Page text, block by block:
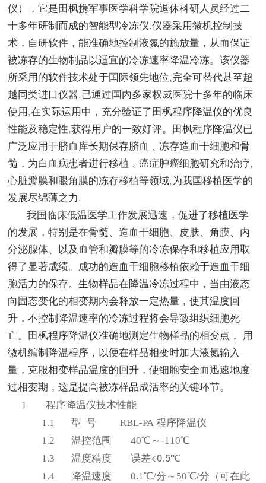
仪），它是田枫携军事医学科学院退休科研人员经过二
十多年研制而成的智能型冷冻仪.仪器采用微机控制技
术，自研软件，能准确地控制液氮的施放量，从而保证
被冻存的生物制品以适宜的冷冻速率降温冷冻。该仪器
所采用的软件技术处于国际领先地位,完全可替代甚至超
越同类进口仪器.已通过国内多家权威医院十多年的临床
使用,在实际运用中，充分验证了田枫程序降温仪的优良
性能及稳定性,获得用户的一致好评。田枫程序降温仪已
广泛应用于脐血库长期保存脐血﹑冻存造血干细胞和骨
髓，为白血病患者进行移植﹑癌症肿瘤细胞研究和治疗,
心脏瓣膜和眼角膜的冻存移植等领域,为我国移植医学的
发展尽绵薄之力.
我国临床低温医学工作发展迅速，促进了移植医学
的发展，特别是在骨髓、造血干细胞、皮肤、角膜、内
分泌腺体、以及血管和瓣膜等的冷冻保存和移植应用取
得了显著成绩。成功的造血干细胞移植依赖于造血干细
胞活力的保存。生物样品在降温冷冻过程中，当由液态
向固态变化的相变期内会释放一定热量，使其温度回
升，不控制降温速率的冷冻过程将会导致组织细胞死
亡。田枫程序降温仪准确地测定生物样品的相变点， 用
微机编制降温程序，以便在样品相变时加大液氮输入
量，克服相变样品温度的回升，使细胞安全而迅速地度
过相变期，这是提高被冻样品成活率的关键环节。
1
程序降温仪技术性能
1.1
型 号 RBL-PA程序降温仪
1.2
温控范围 40℃～-110℃
1.3
温度精度 误差<0.5℃
1.4
降温速度 0.1℃/分～ 50℃/分（可在此